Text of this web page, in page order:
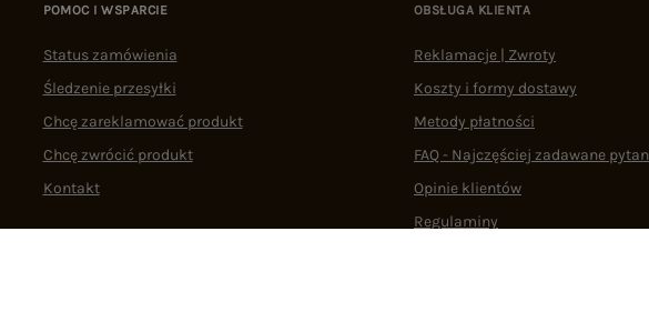
POMOC I WSPARCIE
Status zamówienia
Śledzenie przesyłki
Chcę zareklamować produkt
Chcę zwrócić produkt
Kontakt
OBSŁUGA KLIENTA
Reklamacje | Zwroty
Koszty i formy dostawy
Metody płatności
FAQ - Najczęściej zadawane
Opinie klientów
Regulaminy